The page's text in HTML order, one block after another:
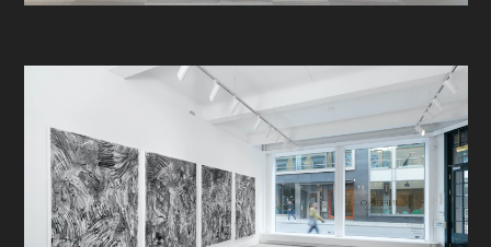
ligger like før et nytt århundre og
dirrer av angst over det ukjente som
venter. Sett fra vår side 1900-tallet
virker dette intuitive ubehaget ikke
bare helt rimelig i forhold til
erfaringene - det ser saktens ut til å